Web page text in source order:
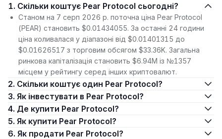
1. Скільки коштує Pear Protocol сьогодні?
Станом на 7 серп 2026 р. поточна ціна Pear Protocol
(PEAR) становить $0.01434055. За останні 24 години
ціна коливалася у діапазоні від $0.01401315 до
$0.01626517 з торговим обсягом $33.36K. Загальна
ринкова капіталізація становить $6.94M із №1357
місцем у рейтингу серед інших криптовалют.
2. Скільки коштує один Pear Protocol?
3. Як інвестувати в Pear Protocol?
4. Де купити Pear Protocol?
5. Як купити Pear Protocol?
6. Як продати Pear Protocol?